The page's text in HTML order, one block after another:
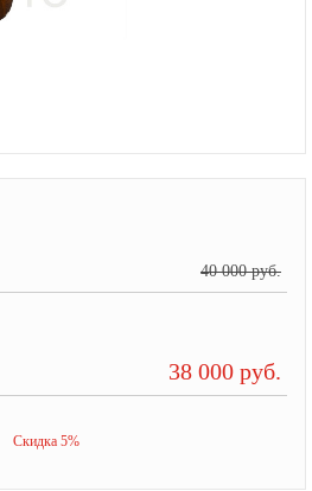
40 000 руб.
38 000 руб.
Скидка 5%